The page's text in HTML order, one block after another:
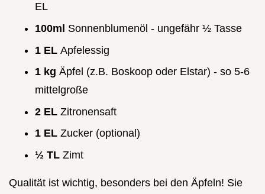
EL
100ml Sonnenblumenöl - ungefähr ½ Tasse
1 EL Apfelessig
1 kg Äpfel (z.B. Boskoop oder Elstar) - so 5-6
mittelgroße
2 EL Zitronensaft
1 EL Zucker (optional)
½ TL Zimt
Qualität ist wichtig, besonders bei den Äpfeln! Sie